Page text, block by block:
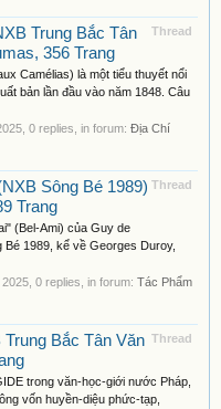
Thread
Trung Bắc Tân
356 Trang
Camélias) là một tiểu thuyết nổi
bản lần đầu vào năm 1848. Câu
, 0 replies, in forum: Địa Chí
Thread
Sông Bé 1989)
Trang
(Bel-Ami) của Guy de
1989, kể về Georges Duroy,
2025 , 0 replies, in forum: Tác Phẩm
Thread
Bắc Tân Văn
trong văn-học-giới nước Pháp,
vốn huyền-diệu phức-tạp,